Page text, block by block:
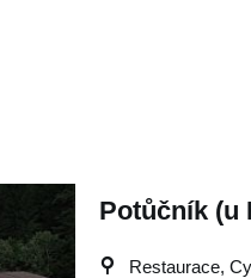
Potůčník (u
Restaurace,